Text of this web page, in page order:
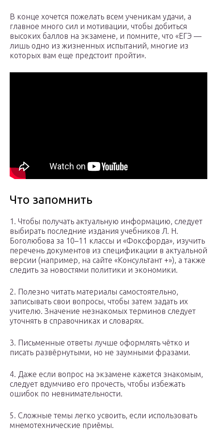
В конце хочется пожелать всем ученикам удачи, а
главное много сил и мотивации, чтобы добиться
высоких баллов на экзамене, и помните, что «ЕГЭ —
лишь одно из жизненных испытаний, многие из
которых вам еще предстоит пройти».
Что запомнить
1. Чтобы получать актуальную информацию, следует
выбирать последние издания учебников Л. Н.
Боголюбова за 10–11 классы и «Фоксфорда», изучить
перечень документов из спецификации в актуальной
версии (например, на сайте «Консультант +»), а также
следить за новостями политики и экономики.
2. Полезно читать материалы самостоятельно,
записывать свои вопросы, чтобы затем задать их
учителю. Значение незнакомых терминов следует
уточнять в справочниках и словарях.
3. Письменные ответы лучше оформлять чётко и
писать развёрнутыми, но не заумными фразами.
4. Даже если вопрос на экзамене кажется знакомым,
следует вдумчиво его прочесть, чтобы избежать
ошибок по невнимательности.
5. Сложные темы легко усвоить, если использовать
мнемотехнические приёмы.